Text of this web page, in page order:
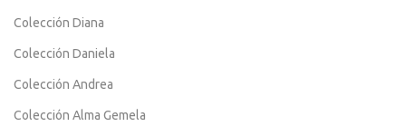
Colección Diana
Colección Daniela
Colección Andrea
Colección Alma Gemela